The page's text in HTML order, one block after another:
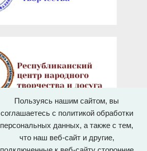
Пользуясь нашим сайтом, вы
соглашаетесь с политикой обработки
персональных данных, а также с тем,
что наш веб-сайт и другие,